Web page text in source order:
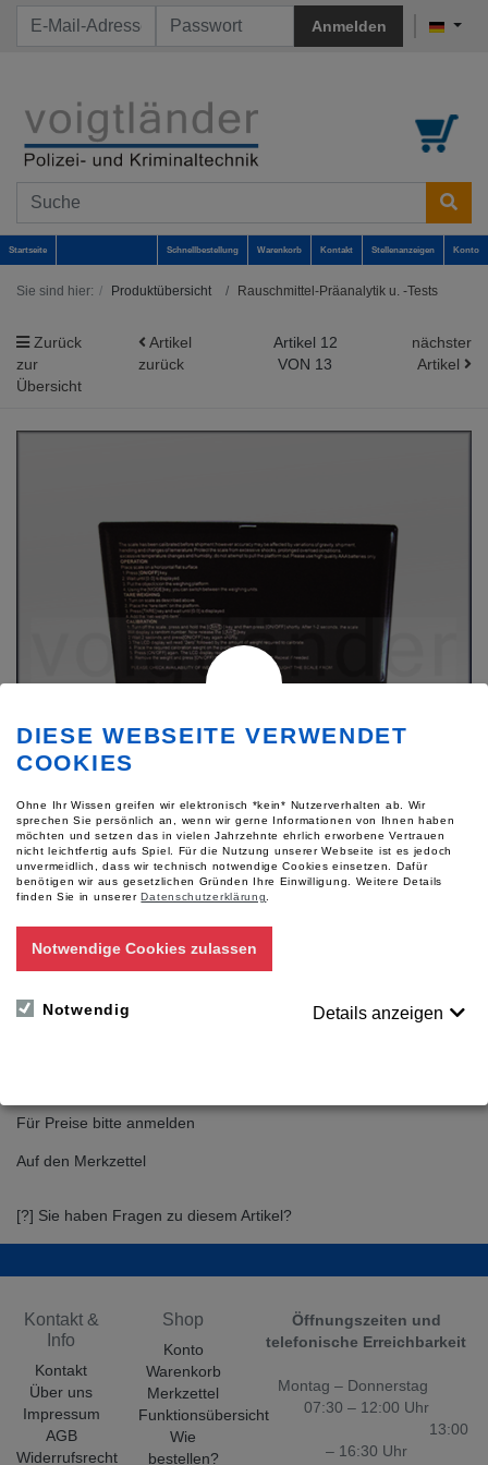
Anmelden
Startseite Schnellbestellung Warenkorb Kontakt Stellenanzeigen Konto
Sie sind hier: Produktübersicht Rauschmittel-Präanalytik u. -Tests
Zurück
zur
Übersicht
Artikel
zurück
Artikel 12
VON 13
nächster
Artikel
Taschenwaage, digital
Eigenschaft:
Für Preise bitte anmelden
Auf den Merkzettel
[?] Sie haben Fragen zu diesem Artikel?
Kontakt &
Info
Kontakt
Über uns
Impressum
AGB
Widerrufsrecht
Shop
Konto
Warenkorb
Merkzettel
Funktionsübersicht
Wie
bestellen?
Öffnungszeiten und
telefonische Erreichbarkeit
Montag – Donnerstag
07:30 – 12:00 Uhr
13:00
– 16:30 Uhr
DIESE WEBSEITE VERWENDET
COOKIES
Ohne Ihr Wissen greifen wir elektronisch *kein* Nutzerverhalten ab. Wir
sprechen Sie persönlich an, wenn wir gerne Informationen von Ihnen haben
möchten und setzen das in vielen Jahrzehnte ehrlich erworbene Vertrauen
nicht leichtfertig aufs Spiel. Für die Nutzung unserer Webseite ist es jedoch
unvermeidlich, dass wir technisch notwendige Cookies einsetzen. Dafür
benötigen wir aus gesetzlichen Gründen Ihre Einwilligung.
Weitere Details
finden Sie in unsererDatenschutzerklärung
Notwendige Cookies zulassen
Notwendig Details anzeigen